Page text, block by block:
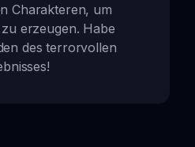
Charakteren, um
erzeugen. Habe
des terrorvollen